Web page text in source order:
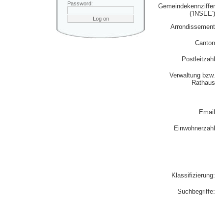
Password:
Gemeindekennziffer
('INSEE')
Arrondissement
Canton
Postleitzahl
Verwaltung bzw.
Rathaus
Email
Einwohnerzahl
Klassifizierung:
Suchbegriffe: